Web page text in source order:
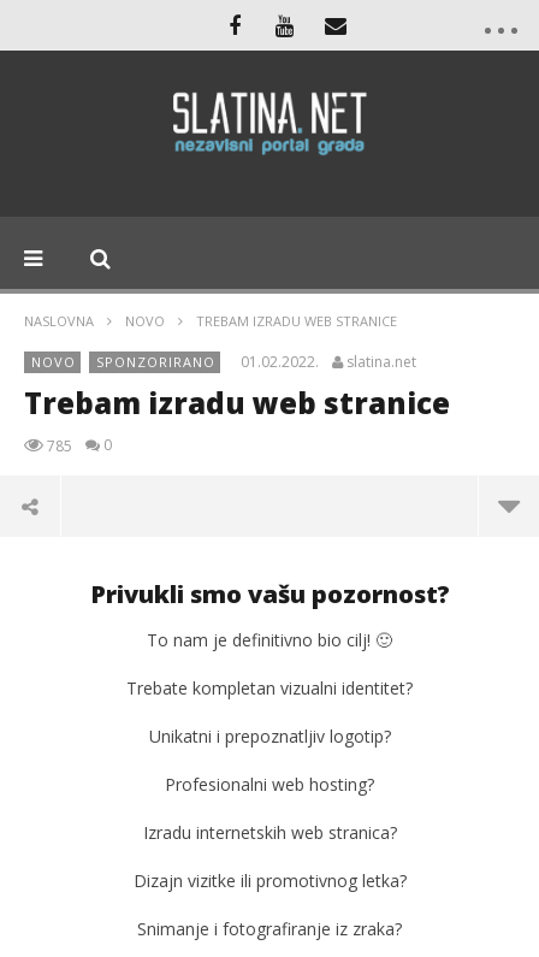
NASLOVNA NOVO TREBAM IZRADU WEB STRANICE
NOVO SPONZORIRANO 01.02.2022. slatina.net
Trebam izradu web stranice
785 0
TRENUTNO OTVORENO
Trebam izradu web stranice
Privukli smo vašu pozornost?
To nam je definitivno bio cilj! 🙂
Trebate kompletan vizualni identitet?
Unikatni i prepoznatljiv logotip?
Profesionalni web hosting?
Izradu internetskih web stranica?
Dizajn vizitke ili promotivnog letka?
Snimanje i fotografiranje iz zraka?